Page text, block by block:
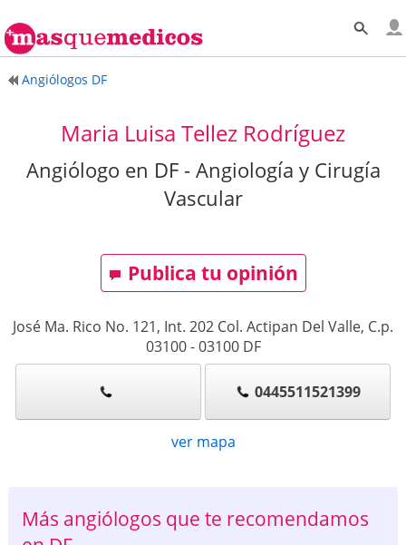
Angiólogos DF
Maria Luisa Tellez Rodríguez
Angiólogo en DF - Angiología y Cirugía
Vascular
Publica tu opinión
José Ma. Rico No. 121, Int. 202 Col. Actipan Del Valle, C.p.
03100-03100 DF
0445511521399
ver mapa
Más angiólogos que te recomendamos